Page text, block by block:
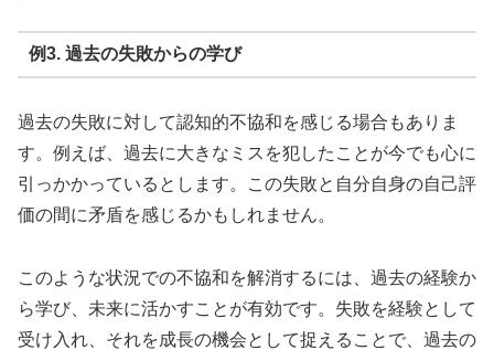
例3. 過去の失敗からの学び
過去の失敗に対して認知的不協和を感じる場合もありま
す。例えば、過去に大きなミスを犯したことが今でも心に
引っかかっているとします。この失敗と自分自身の自己評
価の間に矛盾を感じるかもしれません。
このような状況での不協和を解消するには、過去の経験か
ら学び、未来に活かすことが有効です。失敗を経験として
受け入れ、それを成長の機会として捉えることで、過去の